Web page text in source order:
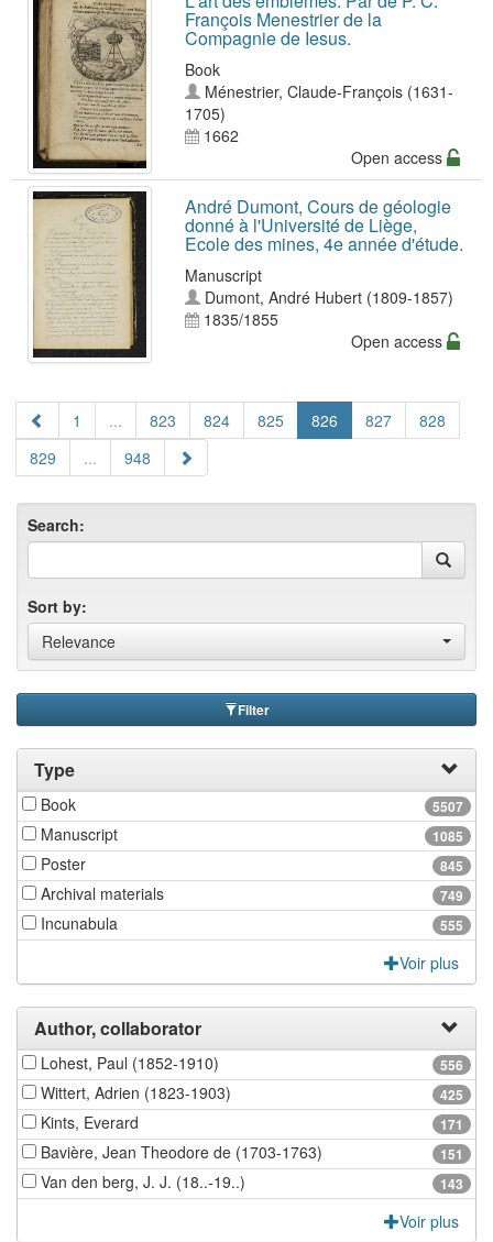
François Menestrier de la
Compagnie de Iesus.
Book
Ménestrier, Claude-François (1631-
1705)
1662
Open access
André Dumont, Cours de géologie
donné à l'Université de Liège,
Ecole des mines, 4e année d'étude.
Manuscript
Dumont, André Hubert (1809-1857)
1835/1855
Open access
1 ... 823 824 825 826 827
828
829
... 948
Search:
Sort by:
Relevance
Filter
Type
5507
Book
1085
Manuscript
845
Poster
749
Archival materials
555
Incunabula
Voir plus
Author, collaborator
556
Lohest, Paul (1852-1910)
425
Wittert, Adrien (1823-1903)
171
Kints, Everard
151
Bavière, Jean Theodore de (1703-1763)
143
Van den berg, J. J. (18..-19..)
Voir plus